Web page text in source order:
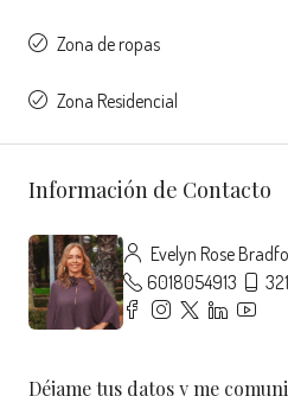
Zona de ropas
Zona Residencial
Información de Contacto
Evelyn Rose
6018054913
Déjame tus datos y me